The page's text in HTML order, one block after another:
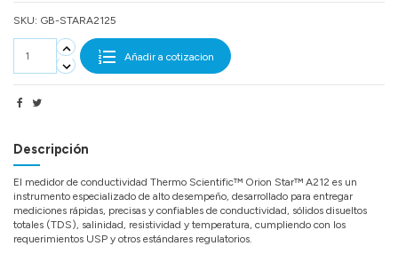
SKU: GB-STARA2125
Añadir a cotizacion
Descripción
El medidor de conductividad Thermo Scientific™ Orion Star™ A212 es un
instrumento especializado de alto desempeño, desarrollado para entregar
mediciones rápidas, precisas y confiables de conductividad, sólidos disueltos
totales (TDS), salinidad, resistividad y temperatura, cumpliendo con los
requerimientos USP y otros estándares regulatorios.